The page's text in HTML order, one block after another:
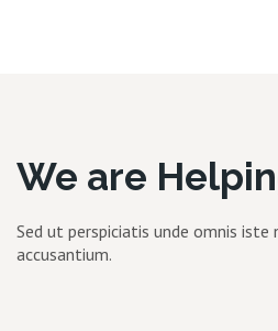
We are
Sed ut perspiciatis unde omnis
accusantium.